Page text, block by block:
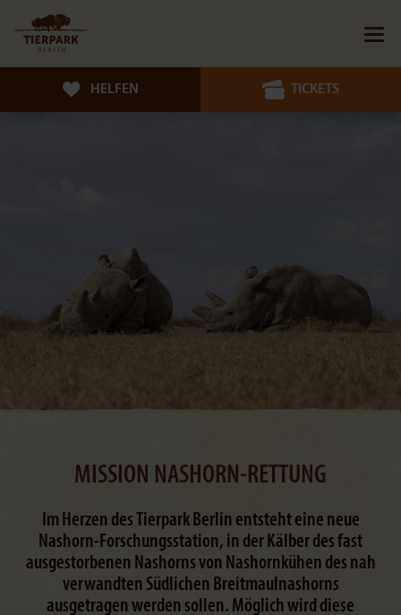
HELFEN TICKETS
MISSION NASHORN-RETTUNG
Im Herzen des Tierpark Berlin entsteht eine neue
Nashorn-Forschungsstation, in der Kälber des fast
ausgestorbenen Nashorns von Nashornkühen des nah
verwandten Südlichen Breitmaulnashorns
ausgetragen werden sollen. Möglich wird diese